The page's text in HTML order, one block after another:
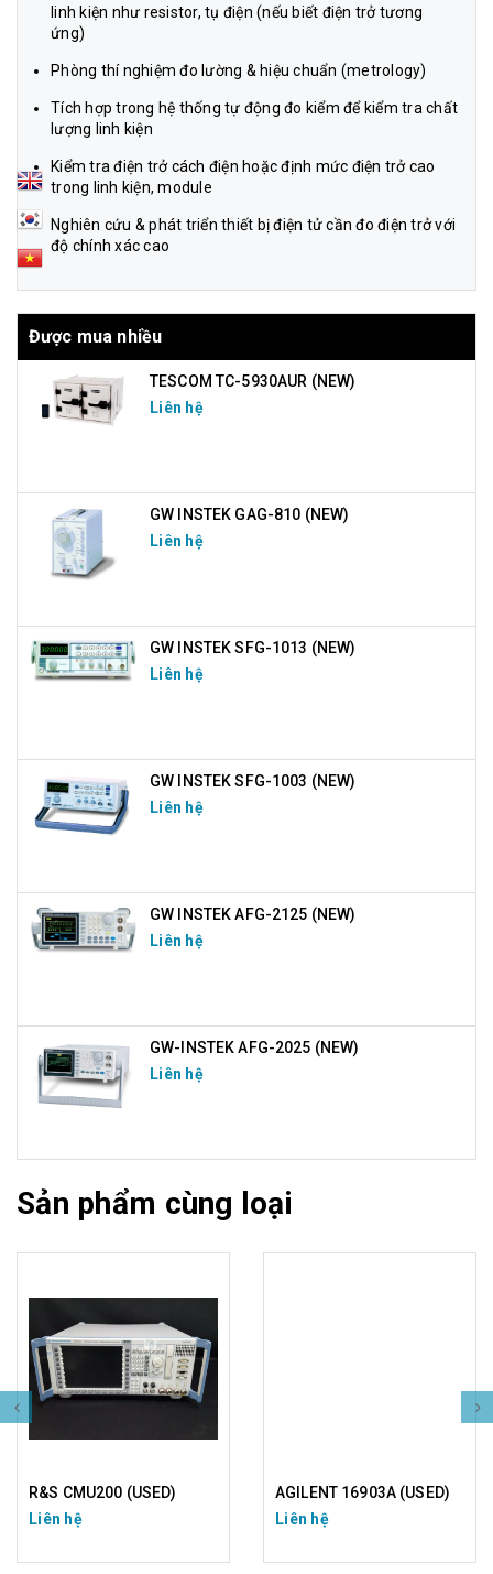
linh kiện như resistor, tụ điện (nếu biết điện trở tương
ứng)
Phòng thí nghiệm đo lường & hiệu chuẩn (metrology)
Tích hợp trong hệ thống tự động đo kiểm để kiểm tra chất
lượng linh kiện
Kiểm tra điện trở cách điện hoặc định mức điện trở cao
trong linh kiện, module
Nghiên cứu & phát triển thiết bị điện tử cần đo điện trở với
độ chính xác cao
Được mua nhiều
TESCOM TC-5930AUR (NEW)
Liên hệ
GW INSTEK GAG-810 (NEW)
Liên hệ
GW INSTEK SFG-1013 (NEW)
Liên hệ
GW INSTEK SFG-1003 (NEW)
Liên hệ
GW INSTEK AFG-2125 (NEW)
Liên hệ
GW-INSTEK AFG-2025 (NEW)
Liên hệ
Sản phẩm cùng loại
R&S CMU200 (USED)
Liên hệ
AGILENT 16903A (USED)
Liên hệ